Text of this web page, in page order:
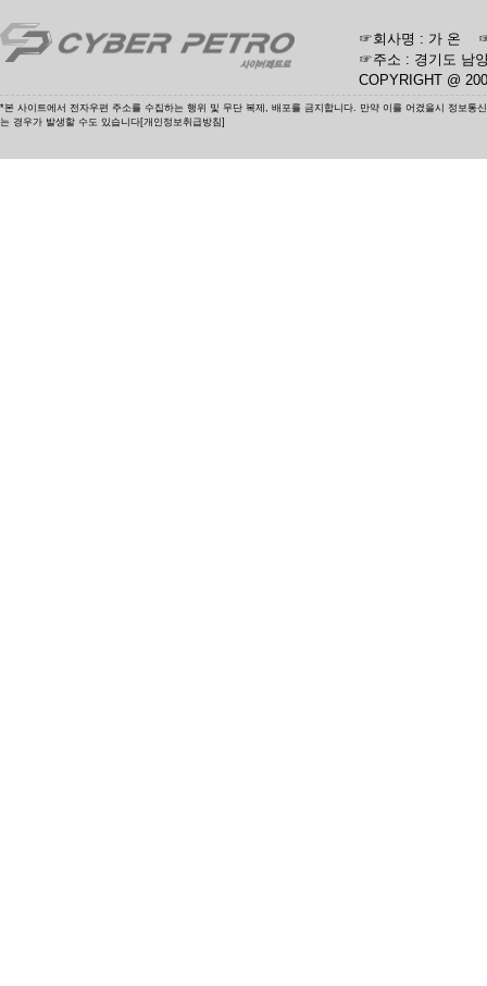
☞회사명 : 가 온 ☞
☞주소 : 경기도 남
COPYRIGHT @
*본 사이트에서 전자우편 주소를 수집하는 행위 및 무단 복제, 배포를 금지합니다. 만약 이를 어겼을시 정보
는 경우가 발생할 수도 있습니다[개인정보취급방침]